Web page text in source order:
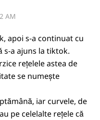
AM
apoi s-a continuat cu
s-a ajuns la tiktok.
rețelele astea de
se numește
iar curvele, de
pe celelalte rețele că